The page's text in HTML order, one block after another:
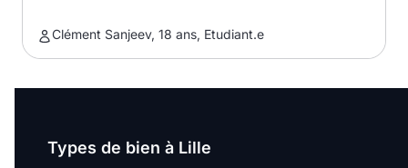
Clément Sanjeev, 18 ans, Etudiant.e
Types de bien à Lille